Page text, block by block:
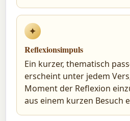
✦
Reflexionsimpuls
Ein kurzer, thematisch
erscheint unter jedem
Moment der Reflexion
aus einem kurzen Besuch